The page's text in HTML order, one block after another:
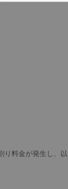
料金が発生し、